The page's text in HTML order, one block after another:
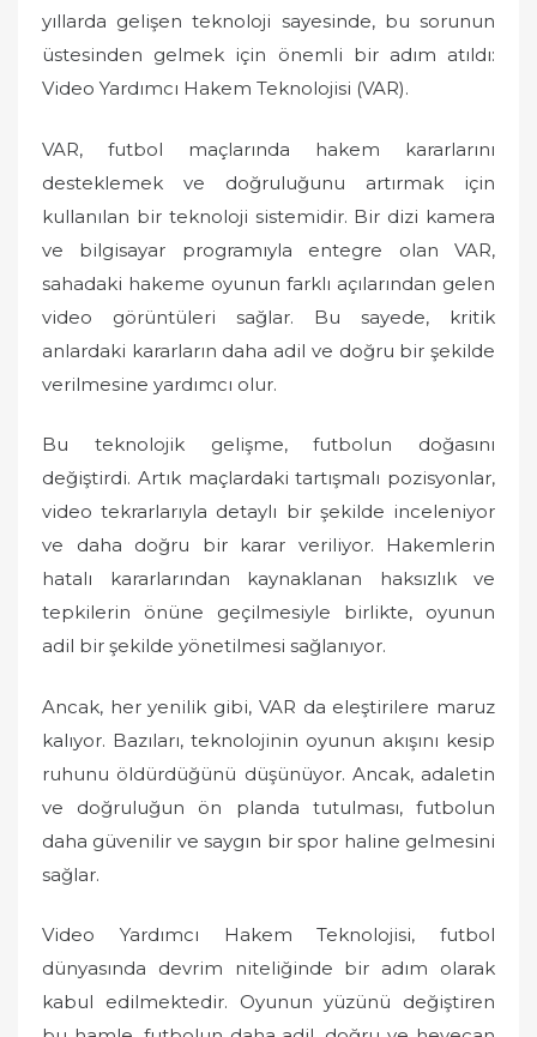
yıllarda gelişen teknoloji sayesinde, bu sorunun
üstesinden gelmek için önemli bir adım atıldı:
Video Yardımcı Hakem Teknolojisi (VAR).
VAR, futbol maçlarında hakem kararlarını
desteklemek ve doğruluğunu artırmak için
kullanılan bir teknoloji sistemidir. Bir dizi kamera
ve bilgisayar programıyla entegre olan VAR,
sahadaki hakeme oyunun farklı açılarından gelen
video görüntüleri sağlar. Bu sayede, kritik
anlardaki kararların daha adil ve doğru bir şekilde
verilmesine yardımcı olur.
Bu teknolojik gelişme, futbolun doğasını
değiştirdi. Artık maçlardaki tartışmalı pozisyonlar,
video tekrarlarıyla detaylı bir şekilde inceleniyor
ve daha doğru bir karar veriliyor. Hakemlerin
hatalı kararlarından kaynaklanan haksızlık ve
tepkilerin önüne geçilmesiyle birlikte, oyunun
adil bir şekilde yönetilmesi sağlanıyor.
Ancak, her yenilik gibi, VAR da eleştirilere maruz
kalıyor. Bazıları, teknolojinin oyunun akışını kesip
ruhunu öldürdüğünü düşünüyor. Ancak, adaletin
ve doğruluğun ön planda tutulması, futbolun
daha güvenilir ve saygın bir spor haline gelmesini
sağlar.
Video Yardımcı Hakem Teknolojisi, futbol
dünyasında devrim niteliğinde bir adım olarak
kabul edilmektedir. Oyunun yüzünü değiştiren